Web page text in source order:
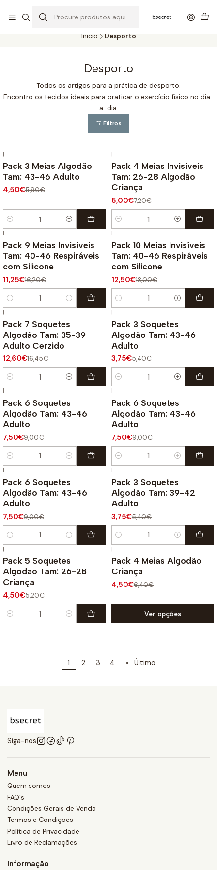
A 5 DIAS
Início Desporto
Desporto
Todos os artigos para a prática de desporto.
Encontro os tecidos ideais para praticar o exercício físico no dia-
a-dia.
Filtros
|
Pack 3 Meias Algodão
Tam: 43-46 Adulto
4,50€5,90€
Quantidade
|
Pack 4 Meias Invisíveis
Tam: 26-28 Algodão
Criança
5,00€7,20€
Quantidade
|
Pack 9 Meias Invisíveis
Tam: 40-46 Respiráveis
com Silicone
11,25€16,20€
Quantidade
|
Pack 10 Meias Invisíveis
Tam: 40-46 Respiráveis
com Silicone
12,50€18,00€
Quantidade
|
Pack 7 Soquetes
Algodão Tam: 35-39
Adulto Cerzido
12,60€16,45€
Quantidade
|
Pack 3 Soquetes
Algodão Tam: 43-46
Adulto
3,75€5,40€
Quantidade
|
Pack 6 Soquetes
Algodão Tam: 43-46
Adulto
7,50€9,00€
Quantidade
|
Pack 6 Soquetes
Algodão Tam: 43-46
Adulto
7,50€9,00€
Quantidade
|
Pack 6 Soquetes
Algodão Tam: 43-46
Adulto
7,50€9,00€
Quantidade
|
Pack 3 Soquetes
Algodão Tam: 39-42
Adulto
3,75€5,40€
Quantidade
|
Pack 5 Soquetes
Algodão Tam: 26-28
Criança
4,50€5,20€
Quantidade
|
Pack 4 Meias Algodão
Criança
4,50€6,40€
Ver opções
1 2 3 4 » Último
Siga-nos
Menu
Quem somos
FAQ's
Condições Gerais de Venda
Termos e Condições
Política de Privacidade
Livro de Reclamações
Informação